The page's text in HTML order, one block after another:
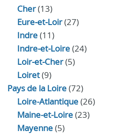
Cher(13)
Eure‑et‑Loir(27)
Indre(11)
Indre‑et‑Loire(24)
Loir‑et‑Cher(5)
Loiret(9)
Pays de la Loire(72)
Loire-Atlantique(26)
Maine-et-Loire(23)
Mayenne(5)